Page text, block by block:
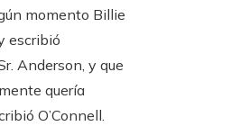
momento Billie
escribió
Anderson, y que
quería
O’Connell.